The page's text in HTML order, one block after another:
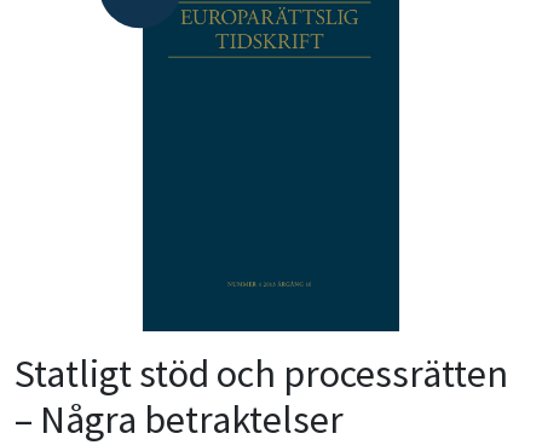
Statligt stöd och processrätten
– Några betraktelser